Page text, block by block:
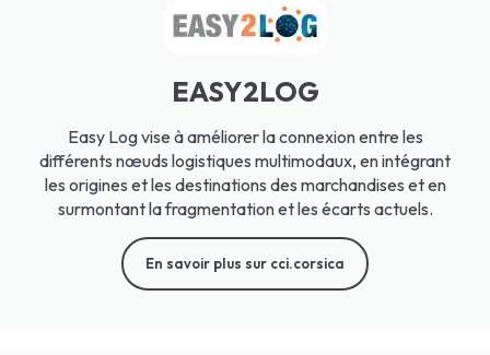
EASY2LOG
Easy Log vise à améliorer la connexion entre les
différents nœuds logistiques multimodaux, en intégrant
les origines et les destinations des marchandises et en
surmontant la fragmentation et les écarts actuels.
En savoir plus sur cci.corsica